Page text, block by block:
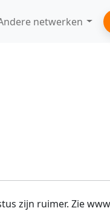
netwerken
zijn ruimer. Zie